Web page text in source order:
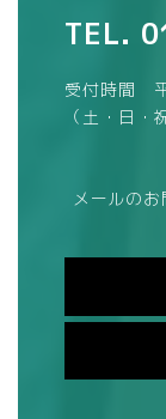
TEL.
受付時間
（土・日・
メールの